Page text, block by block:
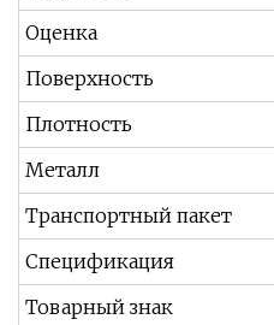
Оценка
Поверхность
Плотность
Металл
Транспортный пакет
Спецификация
Товарный знак